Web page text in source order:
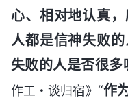
心、相对地认真
人都是信神失败
失败的人是否很多
作工・谈归宿》 “作